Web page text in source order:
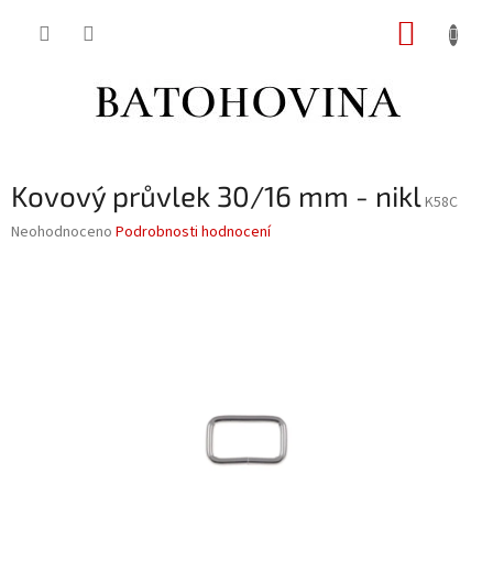
Kovový průvlek 30/16 mm - niklK58C
Průměrné
Neohodnoceno Podrobnosti hodnocení